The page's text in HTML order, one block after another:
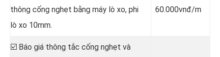
thông cống nghẹt bằng máy lò xo, phi
lò xo 10mm.
60.000vnđ/m
☑️ Báo giá thông tắc cống nghẹt và